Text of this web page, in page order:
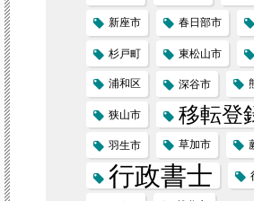
新座市 春日部市
杉戸町 東松山市
浦和区 深谷市
狭山市 移転登
羽生市 草加市
行政書士